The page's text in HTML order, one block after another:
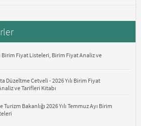
Birim Fiyat Listeleri, Birim Fiyat Analiz ve
Düzeltme Cetveli - 2026 Yılı Birim Fiyat
ve Tarifleri Kitabı
Turizm Bakanlığı 2026 Yılı Temmuz Ayı Birim